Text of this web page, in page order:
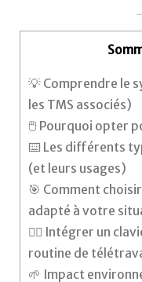
💡 Comprendre le
les TMS associés)
🖱️ Pourquoi opter
⌨️ Les différents
(et leurs usages)
🎯 Comment
adapté à votre
🧘‍♀️ Intégrer un
routine de
🌱 Impact